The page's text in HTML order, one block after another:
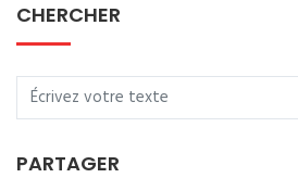
CHERCHER
PARTAGER